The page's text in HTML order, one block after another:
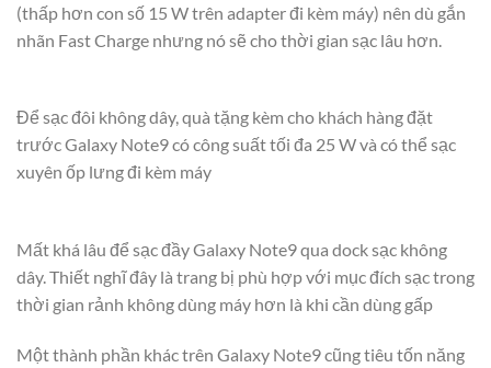
(thấp hơn con số 15 W trên adapter đi kèm máy) nên dù gắn
nhãn Fast Charge nhưng nó sẽ cho thời gian sạc lâu hơn.
Để sạc đôi không dây, quà tặng kèm cho khách hàng đặt
trước Galaxy Note9 có công suất tối đa 25 W và có thể sạc
xuyên ốp lưng đi kèm máy
Mất khá lâu để sạc đầy Galaxy Note9 qua dock sạc không
dây. Thiết nghĩ đây là trang bị phù hợp với mục đích sạc trong
thời gian rảnh không dùng máy hơn là khi cần dùng gấp
Một thành phần khác trên Galaxy Note9 cũng tiêu tốn năng